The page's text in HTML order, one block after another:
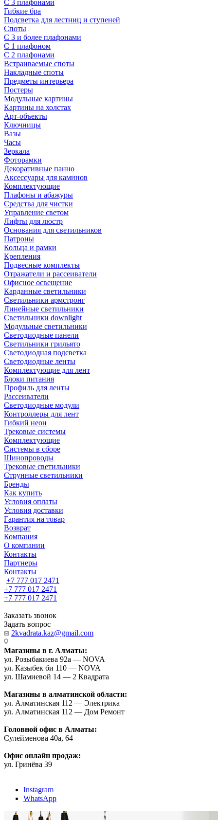
С 3 плафонами
Гибкие бра
Подсветка для лестниц и ступеней
Споты
С 3 и более плафонами
С 1 плафоном
С 2 плафонами
Встраиваемые споты
Накладные споты
Предметы интерьера
Постеры
Модульные картины
Картины на холстах
Арт-объекты
Ключницы
Вазы
Часы
Зеркала
Фоторамки
Декоративные панно
Аксессуары для каминов
Комплектующие
Плафоны и абажуры
Средства для чистки
Управление светом
Лифты для люстр
Основания для светильников
Патроны
Кольца и рамки
Крепления
Подвесные комплекты
Отражатели и рассеиватели
Офисное освещение
Карданные светильники
Светильники армстронг
Линейные светильники
Светильники downlight
Модульные светильники
Светодиодные панели
Светильники грильято
Светодиодная подсветка
Светодиодные ленты
Комплектующие для лент
Блоки питания
Профиль для ленты
Рассеиватели
Светодиодные модули
Контроллеры для лент
Гибкий неон
Трековые системы
Комплектующие
Системы в сборе
Шинопроводы
Трековые светильники
Струнные светильники
Бренды
Как купить
Условия оплаты
Условия доставки
Гарантия на товар
Возврат
Компания
О компании
Контакты
Партнеры
Контакты
+7 777 017 2471
+7 777 017 2471
+7 777 017 2471
Заказать звонок
Задать вопрос
2kvadrata.kaz@gmail.com
Магазины в г. Алматы:
ул. Розыбакиева 92а — NOVA
ул. Казыбек би 110 — NOVA
ул. Шамиевой 14 — 2 Квадрата
Магазины в алматинской области:
ул. Алматинская 112 — Электрика
ул. Алматинская 112 — Дом Ремонт
Головной офис в Алматы:
Сулейменова 40а, 64
Офис онлайн продаж:
ул. Гринёва 39
Instagram
WhatsApp